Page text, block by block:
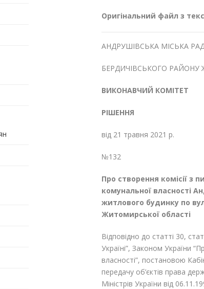
Оригінальний файл з
АНДРУШІВСЬКА МІСЬКА
БЕРДИЧІВСЬКОГО РАЙОНУ
ВИКОНАВЧИЙ КОМІТЕТ
РІШЕННЯ
від 21 травня 2021 р.
№132
Про створення комісії з
комунальної власності
житлового будинку по
Житомирської області
Відповідно до статті 30,
Україні”, Законом України
власності”, постановою
передачу об’єктів права
Міністрів України від